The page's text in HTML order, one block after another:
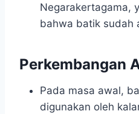
Negarakertagama,
bahwa batik sudah
Perkembangan
Pada masa awal,
digunakan oleh